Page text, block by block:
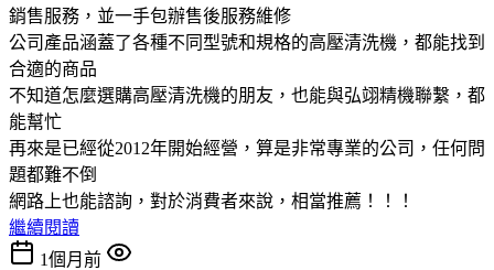
銷售服務，並一手包辦售後服務維修
公司產品涵蓋了各種不同型號和規格的高壓清洗機，都能找到
合適的商品
不知道怎麼選購高壓清洗機的朋友，也能與弘翊精機聯繫，都
能幫忙
再來是已經從2012年開始經營，算是非常專業的公司，任何問
題都難不倒
網路上也能諮詢，對於消費者來說，相當推薦！！！
繼續閱讀
1個月前